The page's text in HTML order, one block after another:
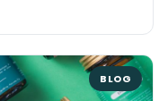
BLOG